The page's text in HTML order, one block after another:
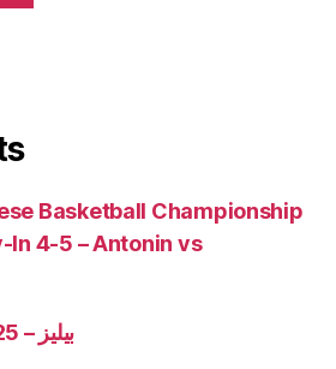
Basketball Championship
4-5 – Antonin vs
Minal – 11/06/2025 – بيليز